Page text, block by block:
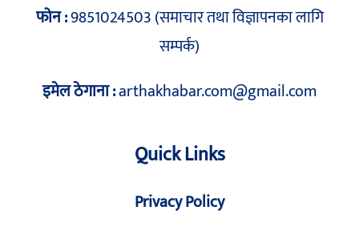
फोन :9851024503 (समाचार तथा विज्ञापनका लागि
सम्पर्क)
इमेल ठेगाना :arthakhabar.com@gmail.com
Quick Links
Privacy Policy